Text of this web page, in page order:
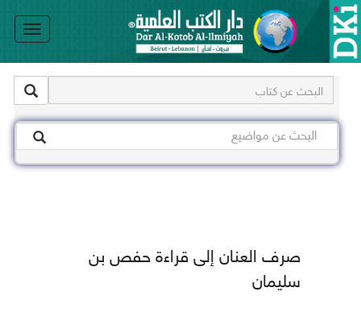
صرف العنان إلى قراءة حفص بن
سليمان